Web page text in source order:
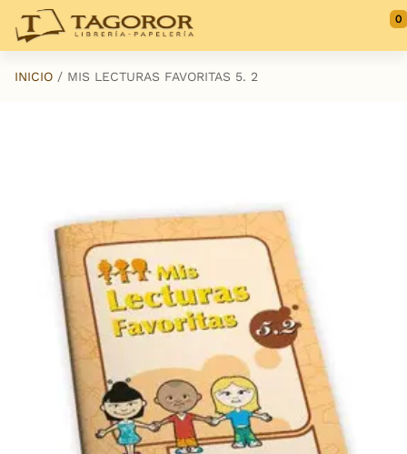
Saltar al contenido principal
0
INICIO MIS LECTURAS FAVORITAS 5. 2